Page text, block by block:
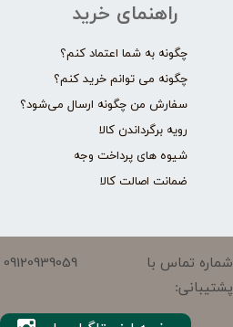
راهنمای خرید
چگونه به شما اعتماد کنم؟
چگونه می توانم خرید کنم؟
سفارش من چگونه ارسال می‌شود؟
رویه برگرداندن کالا
شیوه های پرداخت وجه
ضمانت اصالت کالا
شماره تماس با
پشتیبانی:
09120939059